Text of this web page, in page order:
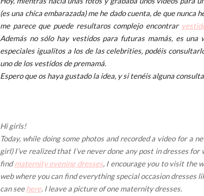
(es una chica embarazada) me he dado cuenta, de que
me parece que puede resultaros complejo encontrar
Además no sólo hay vestidos para futuras mamás, es
especiales igualitos a los de las celebrities, podéis
uno de los vestidos de premamá.
Espero que os haya gustado la idea, y si tenéis alguna
Hi girls!
Today, while doing some photos and recorded a video for a
girl) I’ve realized that I’ve never done any post in dresses
findmaternity evening dresses, I encourage you to visit the
web where you can find everything special occasion dresses
can seehere. I leave a picture of one maternity dresses.